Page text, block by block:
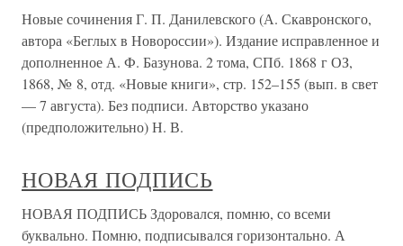
Новые сочинения Г. П. Данилевского (А. Скавронского,
автора «Беглых в Новороссии»). Издание исправленное и
дополненное А. Ф. Базунова. 2 тома, СПб. 1868 г ОЗ,
1868, № 8, отд. «Новые книги», стр. 152–155 (вып. в свет
— 7 августа). Без подписи. Авторство указано
(предположительно) Н. В.
НОВАЯ ПОДПИСЬ
НОВАЯ ПОДПИСЬ Здоровался, помню, со всеми
буквально. Помню, подписывался горизонтально. А